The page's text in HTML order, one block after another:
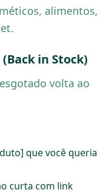
alimentos,
in Stock)
volta ao
que você queria
curta com link